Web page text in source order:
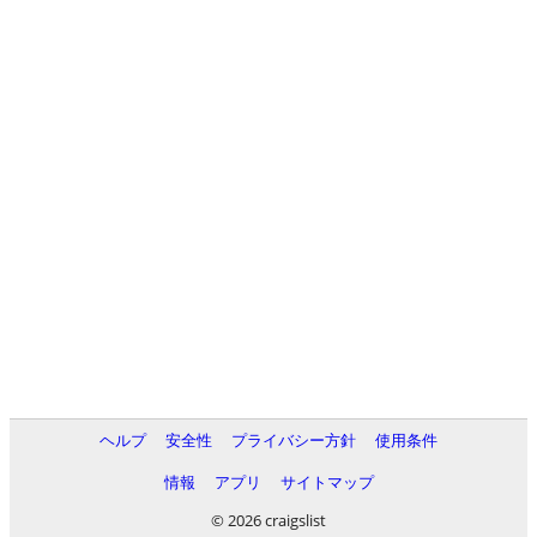
ヘルプ 安全性 プライバシー方針
使用条件
情報
アプリ
サイトマップ
© 2026 craigslist